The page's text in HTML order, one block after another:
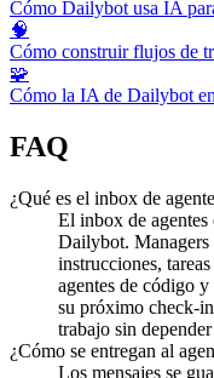
Cómo Dailybot usa IA
🧠
Cómo construir flujos de
🧩
Cómo la IA de Dailybot
FAQ
¿Qué es el inbox de
El inbox de agentes
Dailybot. Managers
instrucciones,
agentes de código y
su próximo check-
trabajo sin
¿Cómo se entregan al
Los mensajes se